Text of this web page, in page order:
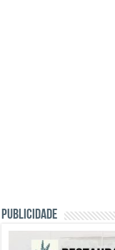
PUBLICIDADE